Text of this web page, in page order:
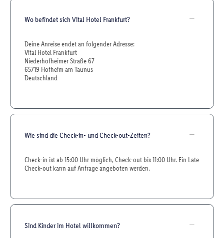
Wo befindet sich Vital Hotel Frankfurt?
Deine Anreise endet an folgender Adresse:
Vital Hotel Frankfurt
Niederhofheimer Straße 67
65719 Hofheim am Taunus
Deutschland
Wie sind die Check-in- und Check-out-Zeiten?
Check-in ist ab 15:00 Uhr möglich, Check-out bis 11:00 Uhr. Ein Late
Check-out kann auf Anfrage angeboten werden.
Sind Kinder im Hotel willkommen?